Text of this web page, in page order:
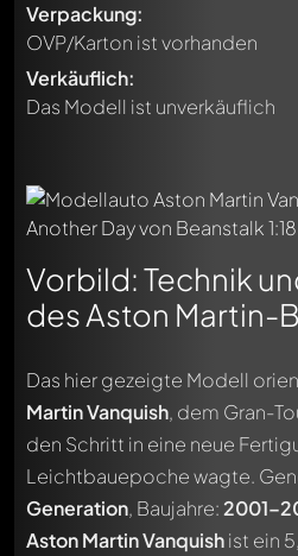
Verpackung:
OVP/Karton ist vorhanden
Verkäuflich:
Das Modell ist unverkäuflich
Vorbild: Technik
des Aston Martin-
Das hier gezeigte Modell
Martin Vanquish, dem Gran-
den Schritt in eine neue
Leichtbauepoche wagte.
Generation, Baujahre:
Aston Martin Vanquishist ein